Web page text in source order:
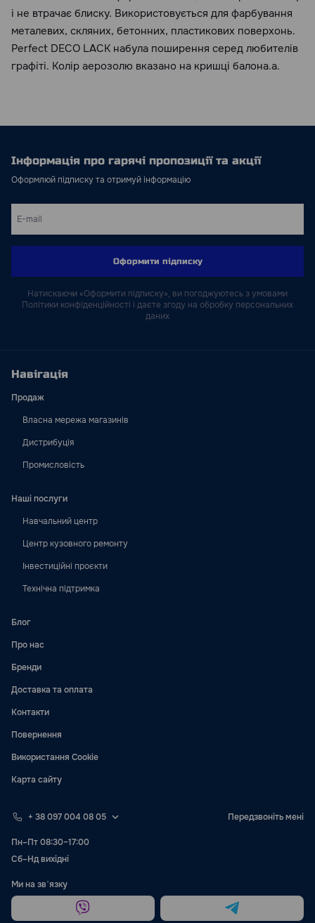
і не втрачає блиску. Використовується для фарбування
металевих, скляних, бетонних, пластикових поверхонь.
Perfect DECO LACK набула поширення серед любителів
графіті. Колір аерозолю вказано на кришці балона.а.
Інформація про гарячі пропозиції та акції
Оформлюй підписку та отримуй інформацію
Оформити підписку
Натискаючи «Оформити підписку», ви погоджуютесь з умовами
Політики конфіденційності і даєте згоду на обробку персональних
даних
Навігація
Продаж
Власна мережа магазинів
Дистрибуція
Промисловість
Наші послуги
Навчальний центр
Центр кузовного ремонту
Інвестиційні проєкти
Технічна підтримка
Блог
Про нас
Бренди
Доставка та оплата
Контакти
Повернення
Використання Cookie
Карта сайту
+ 38 097 004 08 05 Передзвоніть мені
Пн–Пт 08:30–17:00
Сб–Нд вихідні
Ми на звʼязку